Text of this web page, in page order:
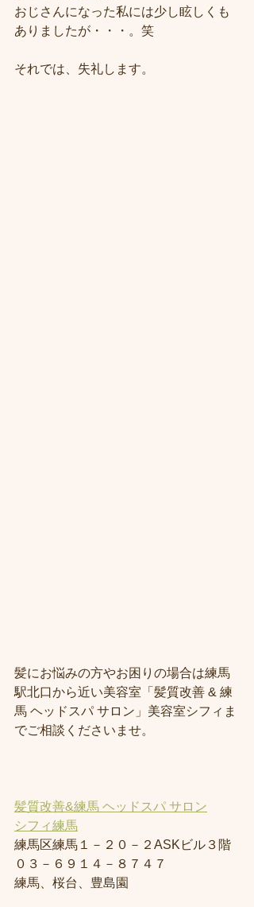
おじさんになった私には少し眩しくも
ありましたが・・・。笑
それでは、失礼します。
髪にお悩みの方やお困りの場合は練馬
駅北口から近い美容室「髪質改善 & 練
馬 ヘッドスパ サロン」美容室シフィま
でご相談くださいませ。
髪質改善&練馬 ヘッドスパ サロン
シフィ練馬
練馬区練馬１－２０－２ASKビル３階
０３－６９１４－８７４７
練馬、桜台、豊島園